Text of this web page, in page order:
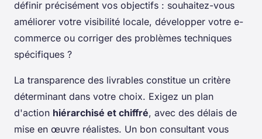
définir précisément vos objectifs : souhaitez-vous
améliorer votre visibilité locale, développer votre e-
commerce ou corriger des problèmes techniques
spécifiques ?
La transparence des livrables constitue un critère
déterminant dans votre choix. Exigez un plan
d'action hiérarchisé et chiffré, avec des délais de
mise en œuvre réalistes. Un bon consultant vous